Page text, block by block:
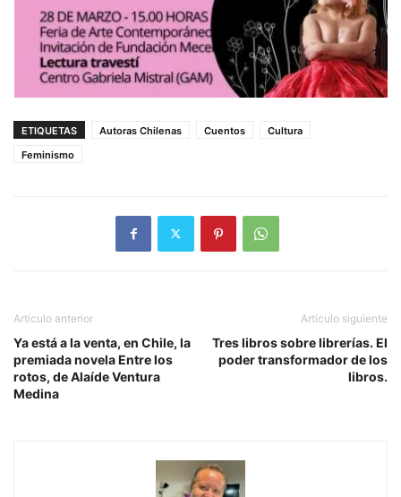
ETIQUETAS Autoras Chilenas Cuentos
Cultura
Feminismo
Artículo anterior
Ya está a la venta, en Chile, la
premiada novela Entre los
rotos, de Alaíde Ventura
Medina
Artículo siguiente
Tres libros sobre librerías. El
poder transformador de los
libros.